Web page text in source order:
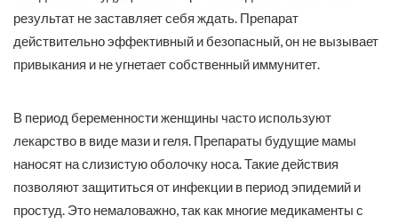
результат не заставляет себя ждать. Препарат
действительно эффективный и безопасный, он не вызывает
привыкания и не угнетает собственный иммунитет.
В период беременности женщины часто используют
лекарство в виде мази и геля. Препараты будущие мамы
наносят на слизистую оболочку носа. Такие действия
позволяют защититься от инфекции в период эпидемий и
простуд. Это немаловажно, так как многие медикаменты с